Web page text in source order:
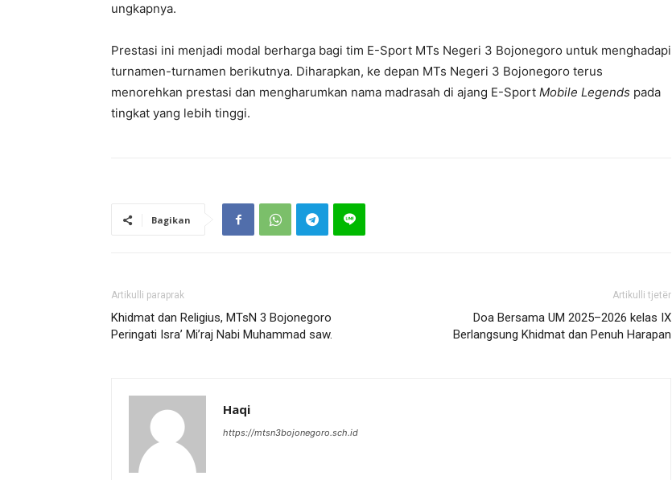
ungkapnya.
Prestasi ini menjadi modal berharga bagi tim E-Sport MTs Negeri 3 Bojonegoro untuk menghadapi
turnamen-turnamen berikutnya. Diharapkan, ke depan MTs Negeri 3 Bojonegoro terus
menorehkan prestasi dan mengharumkan nama madrasah di ajang E-Sport Mobile Legends pada
tingkat yang lebih tinggi.
Bagikan
Artikulli paraprak
Khidmat dan Religius, MTsN 3 Bojonegoro
Peringati Isra’ Mi’raj Nabi Muhammad saw.
Artikulli tjetër
Doa Bersama UM 2025–2026 kelas IX
Berlangsung Khidmat dan Penuh Harapan
Haqi
https://mtsn3bojonegoro.sch.id